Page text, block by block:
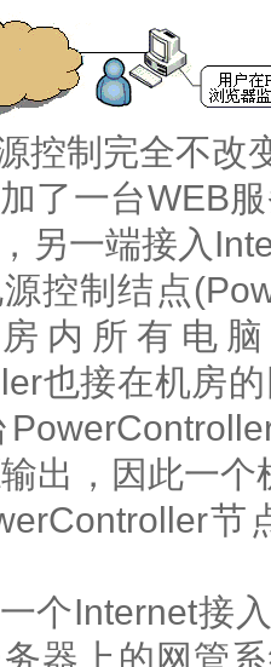
控制完全不改
了一台WEB
另一端接入
控制结点
内所有电
也接在机房
出，因此一
个Internet接
器上的网管